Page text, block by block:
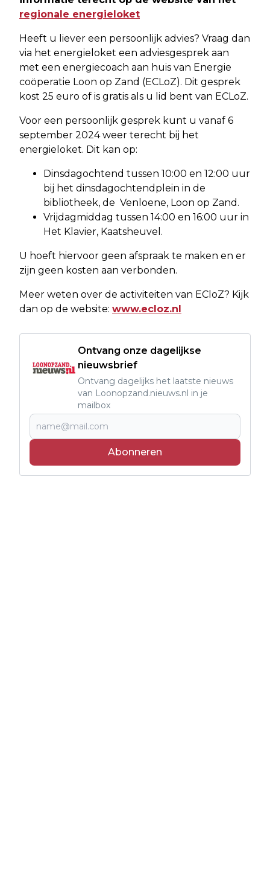
regionale energieloket
Heeft u liever een persoonlijk advies? Vraag dan
via het energieloket een adviesgesprek aan
met een energiecoach aan huis van Energie
coöperatie Loon op Zand (ECLoZ). Dit gesprek
kost 25 euro of is gratis als u lid bent van ECLoZ.
Voor een persoonlijk gesprek kunt u vanaf 6
september 2024 weer terecht bij het
energieloket. Dit kan op:
Dinsdagochtend tussen 10:00 en 12:00 uur
bij het dinsdagochtendplein in de
bibliotheek, de Venloene, Loon op Zand.
Vrijdagmiddag tussen 14:00 en 16:00 uur in
Het Klavier, Kaatsheuvel.
U hoeft hiervoor geen afspraak te maken en er
zijn geen kosten aan verbonden.
Meer weten over de activiteiten van ECloZ? Kijk
dan op de website: www.ecloz.nl
Ontvang onze dagelijkse
nieuwsbrief
Ontvang dagelijks het laatste nieuws
van Loonopzand.nieuws.nl in je
mailbox
Abonneren